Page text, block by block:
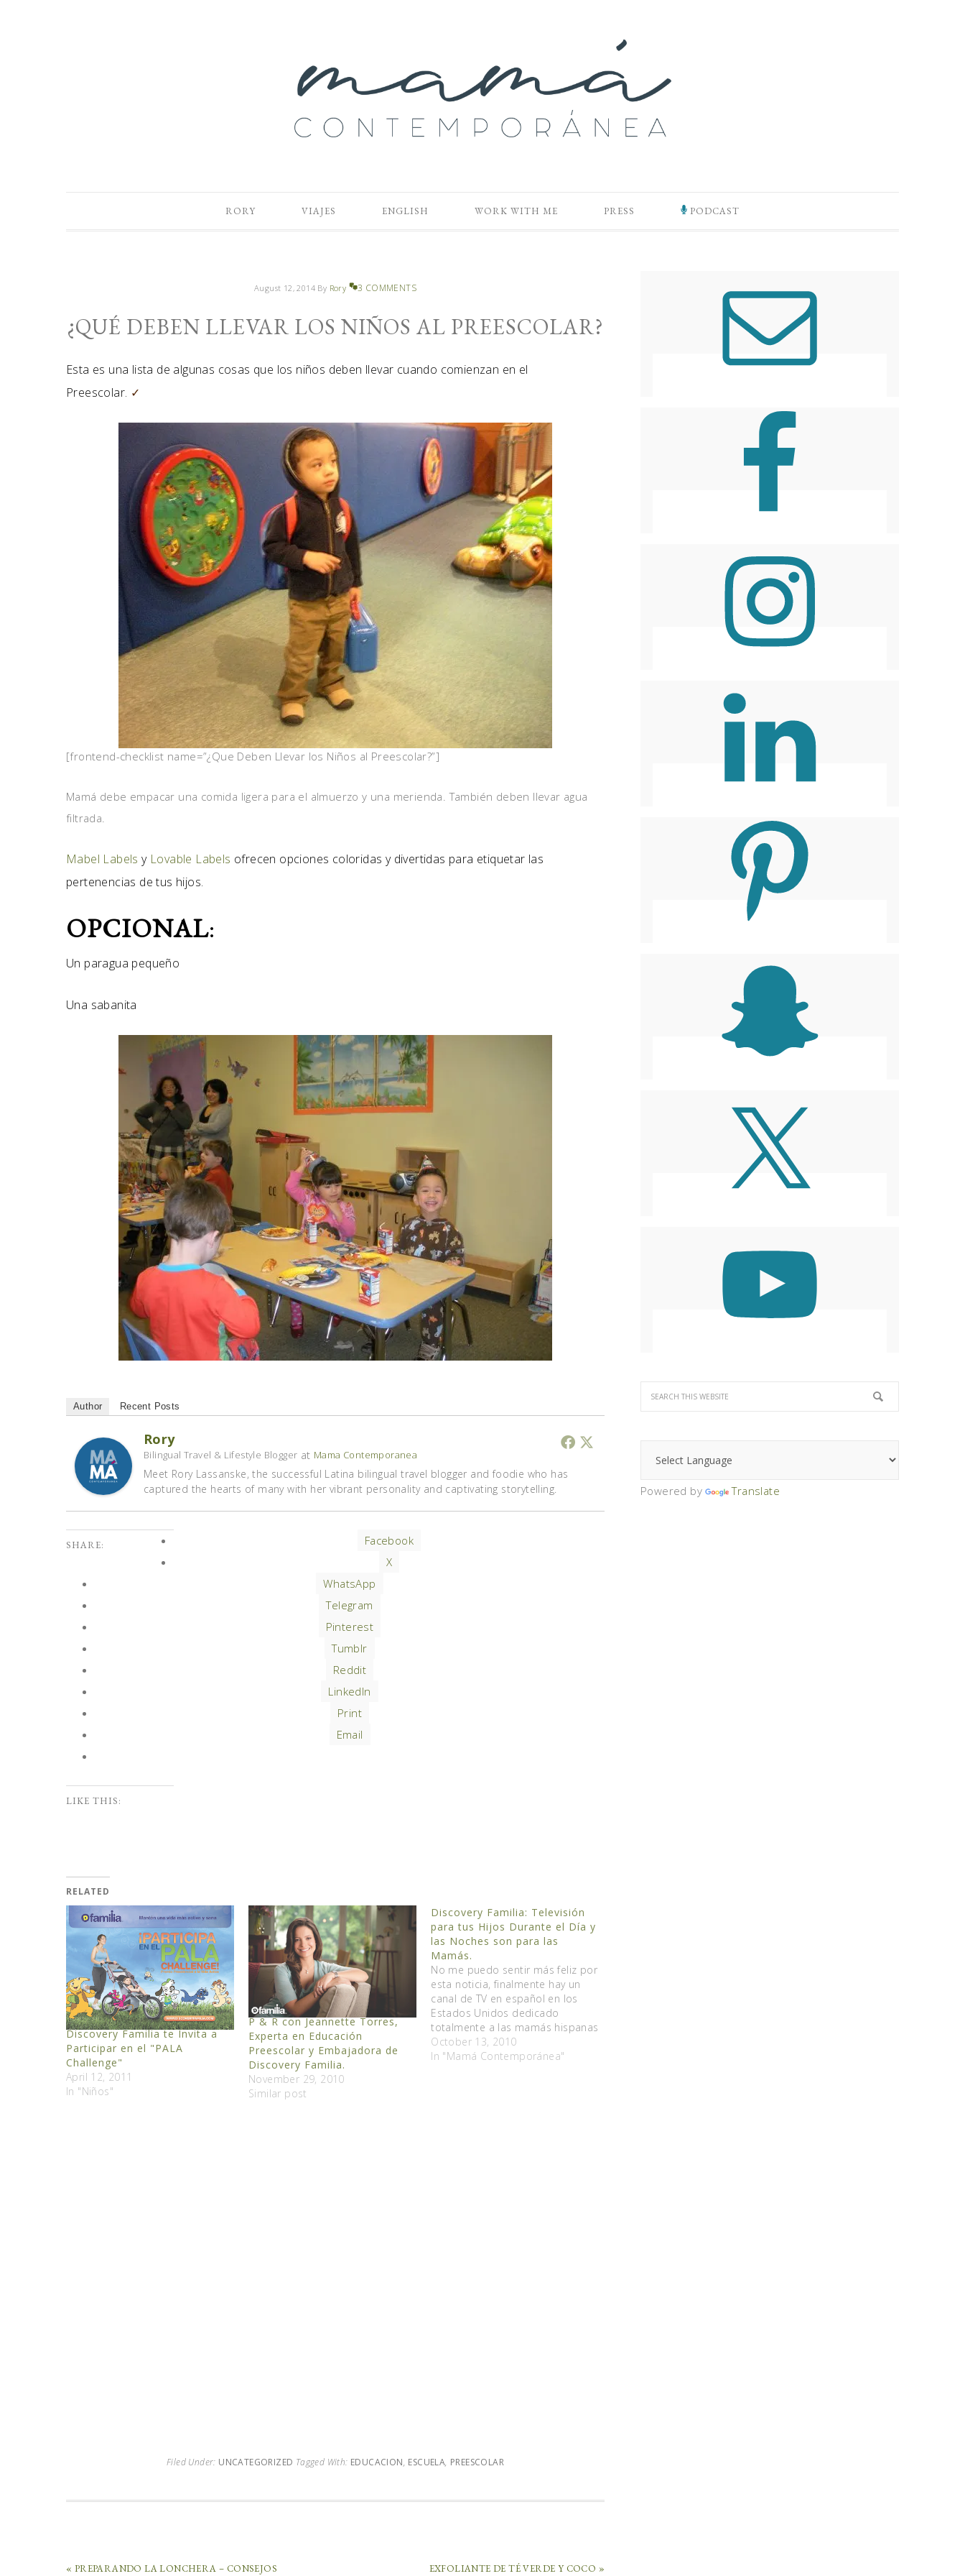
RORY VIAJES ENGLISH WORK WITH ME PRESS PODCAST
August 12, 2014By Rory 3 COMMENTS
¿QUÉ DEBEN LLEVAR LOS NIÑOS AL PREESCOLAR?
Esta es una lista de algunas cosas que los niños deben llevar cuando comienzan en el
Preescolar. ✓
[frontend-checklist name=”¿Que Deben Llevar los Niños al Preescolar?”]
Mamá debe empacar una comida ligera para el almuerzo y una merienda. También deben llevar agua
filtrada.
Mabel Labels y Lovable Labels ofrecen opciones coloridas y divertidas para etiquetar las
pertenencias de tus hijos.
OPCIONAL:
Un paragua pequeño
Una sabanita
Author Recent Posts
Rory
Bilingual Travel & Lifestyle Blogger at Mama Contemporanea
Meet Rory Lassanske, the successful Latina bilingual travel blogger and foodie who has
captured the hearts of many with her vibrant personality and captivating storytelling.
SHARE:
Facebook
X
WhatsApp
Telegram
Pinterest
Tumblr
Reddit
LinkedIn
Print
Email
LIKE THIS:
RELATED
Discovery Familia te Invita a
Participar en el "PALA
Challenge"
April 12, 2011
In "Niños"
P & R con Jeannette Torres,
Experta en Educación
Preescolar y Embajadora de
Discovery Familia.
November 29, 2010
Similar post
Discovery Familia: Televisión
para tus Hijos Durante el Día y
las Noches son para las
Mamás.
No me puedo sentir más feliz por
esta noticia, finalmente hay un
canal de TV en español en los
Estados Unidos dedicado
totalmente a las mamás hispanas
y a sus hijos en edad preescolar.
Para mi la televisión es un
October 13, 2010
In "Mamá Contemporánea"
Filed Under: UNCATEGORIZED Tagged With: EDUCACION, ESCUELA, PREESCOLAR
« PREPARANDO LA LONCHERA – CONSEJOS EXFOLIANTE DE TÉ VERDE Y COCO »
Powered by Translate